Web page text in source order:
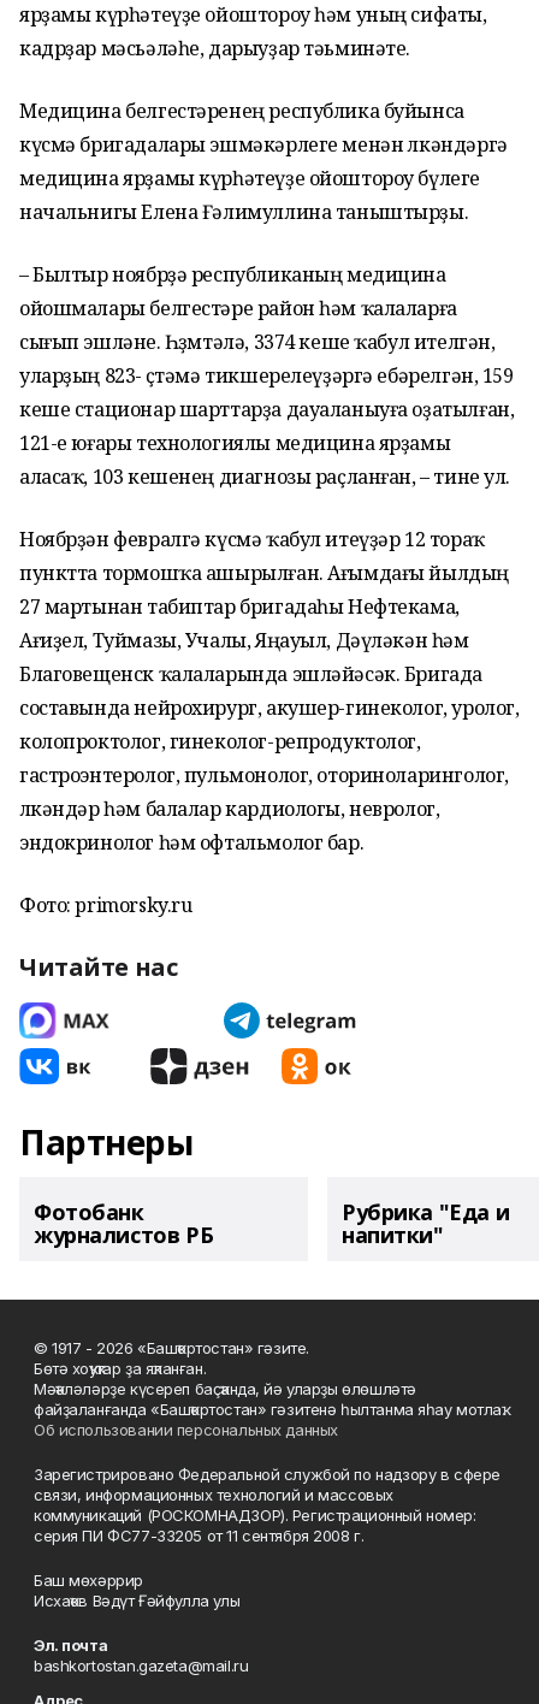
ярҙамы күрһәтеүҙе ойоштороу һәм уның сифаты,
кадрҙар мәсьәләһе, дарыуҙар тәьминәте.
Медицина белгестәренең республика буйынса
күсмә бригадалары эшмәкәрлеге менән өлкәндәргә
медицина ярҙамы күрһәтеүҙе ойоштороу бүлеге
начальнигы Елена Ғәлимуллина таныштырҙы.
– Былтыр ноябрҙә республиканың медицина
ойошмалары белгестәре район һәм ҡалаларға
сығып эшләне. Һөҙөмтәлә, 3374 кеше ҡабул ителгән,
уларҙың 823-ө өҫтәмә тикшерелеүҙәргә ебәрелгән, 159
кеше стационар шарттарҙа дауаланыуға оҙатылған,
121-е юғары технологиялы медицина ярҙамы
аласаҡ, 103 кешенең диагнозы раҫланған, – тине ул.
Ноябрҙән февралгә күсмә ҡабул итеүҙәр 12 тораҡ
пунктта тормошҡа ашырылған. Ағымдағы йылдың
27 мартынан табиптар бригадаһы Нефтекама,
Ағиҙел, Туймазы, Учалы, Яңауыл, Дәүләкән һәм
Благовещенск ҡалаларында эшләйәсәк. Бригада
составында нейрохирург, акушер-гинеколог, уролог,
колопроктолог, гинеколог-репродуктолог,
гастроэнтеролог, пульмонолог, оториноларинголог,
өлкәндәр һәм балалар кардиологы, невролог,
эндокринолог һәм офтальмолог бар.
Фото: primorsky.ru
Читайте нас
Партнеры
Фотобанк
журналистов РБ
Рубрика "Еда и
напитки"
© 1917 - 2026 «Башҡортостан» гәзите.
Бөтә хоҡуҡтар ҙа яҡланған.
Мәҡәләләрҙе күсереп баҫҡанда, йә уларҙы өлөшләтә
файҙаланғанда «Башҡортостан» гәзитенә һылтанма яһау мотлаҡ.
Об использовании персональных данных
Зарегистрировано Федеральной службой по надзору в сфере
связи, информационных технологий и массовых
коммуникаций (РОСКОМНАДЗОР). Регистрационный номер:
серия ПИ ФС77-33205 от 11 сентября 2008 г.
Баш мөхәррир
Исхаҡов Вәдүт Ғәйфулла улы
Эл. почта
bashkortostan.gazeta@mail.ru